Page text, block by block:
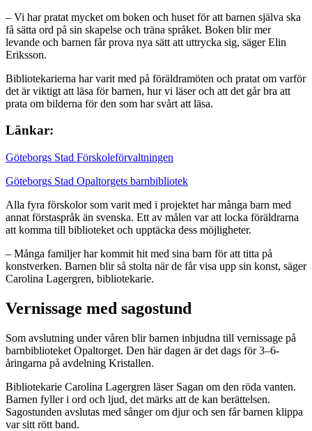
– Vi har pratat mycket om boken och huset för att barnen själva ska
få sätta ord på sin skapelse och träna språket. Boken blir mer
levande och barnen får prova nya sätt att uttrycka sig, säger Elin
Eriksson.
Bibliotekarierna har varit med på föräldramöten och pratat om varför
det är viktigt att läsa för barnen, hur vi läser och att det går bra att
prata om bilderna för den som har svårt att läsa.
Länkar:
Göteborgs Stad Förskoleförvaltningen
Göteborgs Stad Opaltorgets barnbibliotek
Alla fyra förskolor som varit med i projektet har många barn med
annat förstaspråk än svenska. Ett av målen var att locka föräldrarna
att komma till biblioteket och upptäcka dess möjligheter.
– Många familjer har kommit hit med sina barn för att titta på
konstverken. Barnen blir så stolta när de får visa upp sin konst, säger
Carolina Lagergren, bibliotekarie.
Vernissage med sagostund
Som avslutning under våren blir barnen inbjudna till vernissage på
barnbiblioteket Opaltorget. Den här dagen är det dags för 3–6-
åringarna på avdelning Kristallen.
Bibliotekarie Carolina Lagergren läser Sagan om den röda vanten.
Barnen fyller i ord och ljud, det märks att de kan berättelsen.
Sagostunden avslutas med sånger om djur och sen får barnen klippa
var sitt rött band.